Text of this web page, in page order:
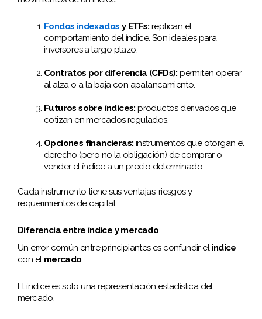
Fondos indexados y ETFs: replican el
comportamiento del índice. Son ideales para
inversores a largo plazo.
Contratos por diferencia (CFDs): permiten operar
al alza o a la baja con apalancamiento.
Futuros sobre índices: productos derivados que
cotizan en mercados regulados.
Opciones financieras: instrumentos que otorgan el
derecho (pero no la obligación) de comprar o
vender el índice a un precio determinado.
Cada instrumento tiene sus ventajas, riesgos y
requerimientos de capital.
Diferencia entre índice y mercado
Un error común entre principiantes es confundir elíndice
con el mercado.
El índice es solo una representación estadística del
mercado.